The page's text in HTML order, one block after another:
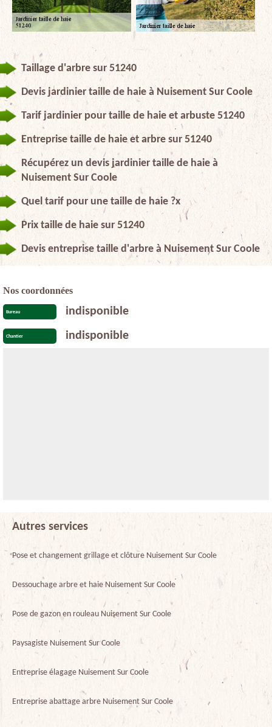
Taillage d'arbre sur 51240
Devis jardinier taille de haie à Nuisement Sur Coole
Tarif jardinier pour taille de haie et arbuste 51240
Entreprise taille de haie et arbre sur 51240
Récupérez un devis jardinier taille de haie à
Nuisement Sur Coole
Quel tarif pour une taille de haie ?x
Prix taille de haie sur 51240
Devis entreprise taille d'arbre à Nuisement Sur Coole
Nos coordonnées
Bureau indisponible
Chantier indisponible
Autres services
Pose et changement grillage et clôture Nuisement Sur Coole
Dessouchage arbre et haie Nuisement Sur Coole
Pose de gazon en rouleau Nuisement Sur Coole
Paysagiste Nuisement Sur Coole
Entreprise élagage Nuisement Sur Coole
Entreprise abattage arbre Nuisement Sur Coole